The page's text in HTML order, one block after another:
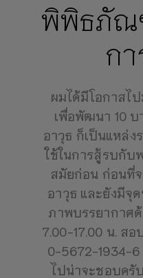
พิพิธภัณ
ก
ผมได้มีโอกาสไ
เพื่อพัฒนา 10
อาวุธ ก็เป็นแหล่
ใช้ในการสู้รบกั
สมัยก่อน ก่อนที่
อาวุธ และยังมีจุ
ภาพบรรยากาศ
7.00-17.00 น. ส
0-5672-1934-6
ไปน่าจะชอบครั